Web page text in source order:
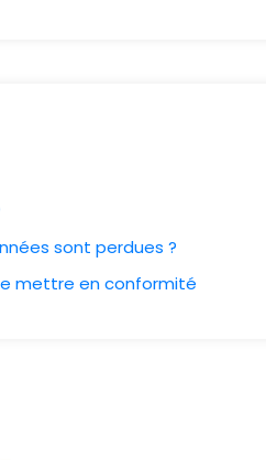
sont perdues ?
mettre en conformité